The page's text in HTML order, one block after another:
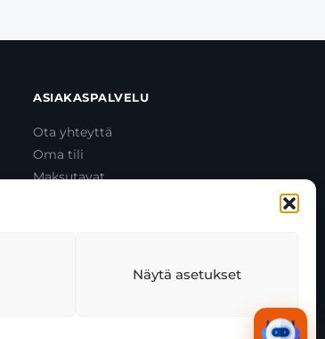
Näytä asetukset
ASIAKASPALVELU
Ota yhteyttä
Oma tili
Maksutavat
asiakaspalvelu@toolcat.fi